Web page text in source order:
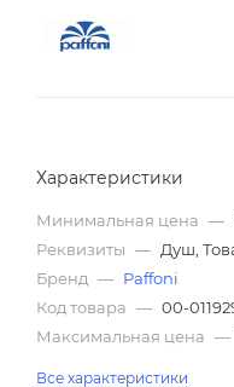
Характеристики
Минимальная цена —
Реквизиты — Душ,
Бренд — Paffoni
Код товара — 00-
Максимальная цена —
Все характеристики